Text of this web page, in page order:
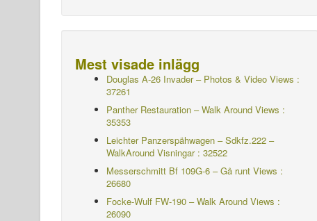
Mest visade inlägg
Douglas A-26 Invader – Photos & Video Views :
37261
Panther Restauration – Walk Around Views :
35353
Leichter Panzerspähwagen – Sdkfz.222 –
WalkAround Visningar : 32522
Messerschmitt Bf 109G-6 – Gå runt Views :
26680
Focke-Wulf FW-190 – Walk Around Views :
26090